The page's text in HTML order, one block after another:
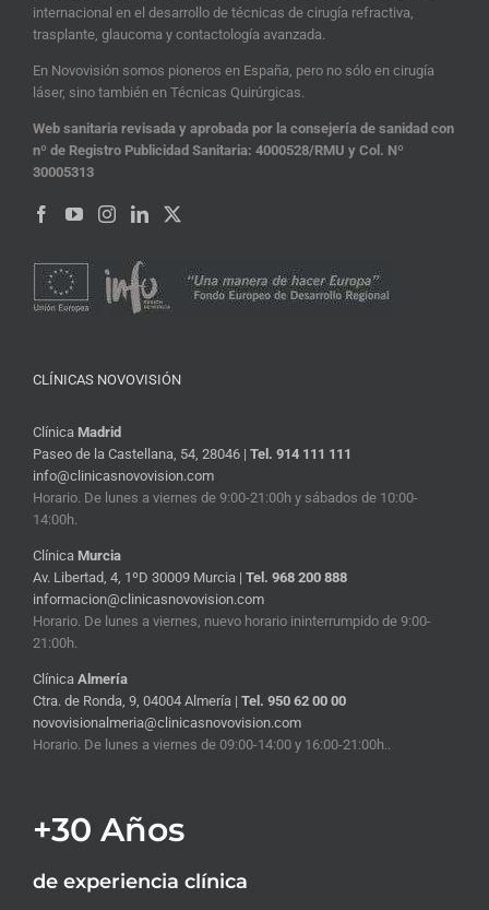
internacional en el desarrollo de técnicas de cirugía refractiva,
trasplante, glaucoma y contactología avanzada.
En Novovisión somos pioneros en España, pero no sólo en cirugía
láser, sino también en Técnicas Quirúrgicas.
Web sanitaria revisada y aprobada por la consejería de sanidad con
nº de Registro Publicidad Sanitaria: 4000528/RMU y Col. Nº
30005313
CLÍNICAS NOVOVISIÓN
Clínica Madrid
Paseo de la Castellana, 54, 28046 | Tel. 914 111 111
info@clinicasnovovision.com
Horario. De lunes a viernes de 9:00-21:00h y sábados de 10:00-
14:00h.
Clínica Murcia
Av. Libertad, 4, 1ºD 30009 Murcia | Tel. 968 200 888
informacion@clinicasnovovision.com
Horario. De lunes a viernes, nuevo horario ininterrumpido de 9:00-
21:00h.
Clínica Almería
Ctra. de Ronda, 9, 04004 Almería | Tel. 950 62 00 00
novovisionalmeria@clinicasnovovision.com
Horario. De lunes a viernes de 09:00-14:00 y 16:00-21:00h..
+30 Años
de experiencia clínica